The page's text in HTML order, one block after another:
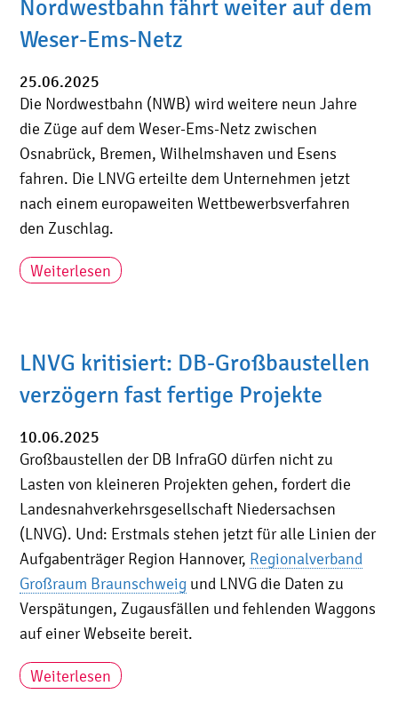
Nordwestbahn fährt weiter auf dem
Weser-Ems-Netz
25.06.2025
Die Nordwestbahn (NWB) wird weitere neun Jahre
die Züge auf dem Weser-Ems-Netz zwischen
Osnabrück, Bremen, Wilhelmshaven und Esens
fahren. Die LNVG erteilte dem Unternehmen jetzt
nach einem europaweiten Wettbewerbsverfahren
den Zuschlag.
Weiterlesen
LNVG kritisiert: DB-Großbaustellen
verzögern fast fertige Projekte
10.06.2025
Großbaustellen der DB InfraGO dürfen nicht zu
Lasten von kleineren Projekten gehen, fordert die
Landesnahverkehrsgesellschaft Niedersachsen
(LNVG). Und: Erstmals stehen jetzt für alle Linien der
Aufgabenträger Region Hannover, Regionalverband
Großraum Braunschweig und LNVG die Daten zu
Verspätungen, Zugausfällen und fehlenden Waggons
auf einer Webseite bereit.
Weiterlesen